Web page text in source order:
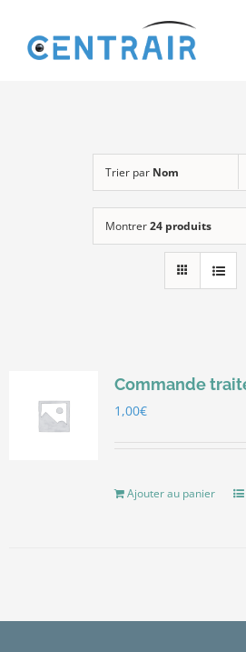
contenu
Moyens
Pièces
Process
Trier par Nom
Montrer24 produits
Commande
1,00€
Ajouter au panier